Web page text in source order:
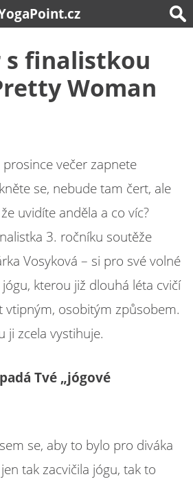
s finalistkou
Woman
večer zapnete
se, nebude tam čert, ale
uvidíte anděla a co víc?
3. ročníku soutěže
Vosyková – si pro své volné
kterou již dlouhá léta cvičí
vtipným, osobitým způsobem.
ji zcela vystihuje.
Tvé „jógové
se, aby to bylo pro diváka
tak zacvičila jógu, tak to